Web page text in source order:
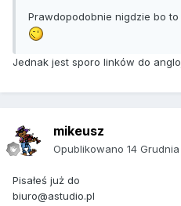
Prawdopodobnie nigdzie bo
Jednak jest sporo linków do
mikeusz
Opublikowano 14 Grudnia
Pisałeś już do
biuro@astudio.pl